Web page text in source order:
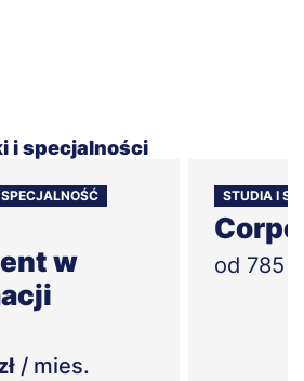
i specjalności
w
/ mies.
STUDIA I
od 785